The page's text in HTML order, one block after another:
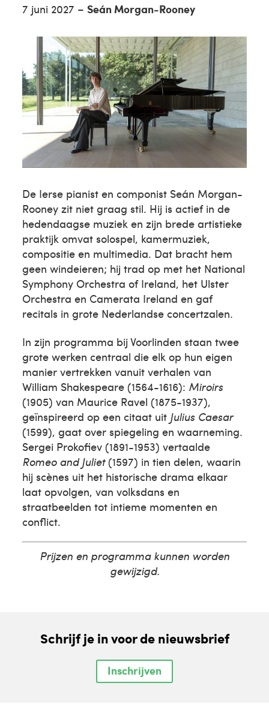
7 juni 2027 – Seán Morgan-Rooney
De Ierse pianist en componist Seán Morgan-
Rooney zit niet graag stil. Hij is actief in de
hedendaagse muziek en zijn brede artistieke
praktijk omvat solospel, kamermuziek,
compositie en multimedia. Dat bracht hem
geen windeieren; hij trad op met het National
Symphony Orchestra of Ireland, het Ulster
Orchestra en Camerata Ireland en gaf
recitals in grote Nederlandse concertzalen.
In zijn programma bij Voorlinden staan twee
grote werken centraal die elk op hun eigen
manier vertrekken vanuit verhalen van
William Shakespeare (1564-1616): Miroirs
(1905) van Maurice Ravel (1875-1937),
geïnspireerd op een citaat uit Julius Caesar
(1599), gaat over spiegeling en waarneming.
Sergei Prokofiev (1891-1953) vertaalde
Romeo and Juliet(1597) in tien delen, waarin
hij scènes uit het historische drama elkaar
laat opvolgen, van volksdans en
straatbeelden tot intieme momenten en
conflict.
Prijzen en programma kunnen worden
gewijzigd.
Schrijf je in voor de nieuwsbrief
Inschrijven